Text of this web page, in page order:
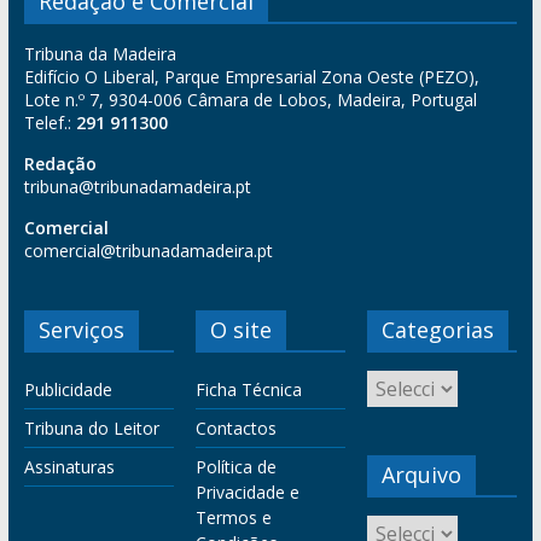
Tribuna da Madeira
Edifício O Liberal, Parque Empresarial Zona Oeste (PEZO),
Lote n.º 7, 9304-006 Câmara de Lobos, Madeira, Portugal
Telef.: 291 911300
Redação
tribuna@tribunadamadeira.pt
Comercial
comercial@tribunadamadeira.pt
Serviços
Publicidade
Tribuna do Leitor
Assinaturas
O site
Ficha Técnica
Contactos
Política de
Privacidade e
Termos e
Categorias
Arquivo